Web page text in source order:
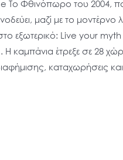
Το Φθινόπωρο του 2004,
μαζί με το μοντέρνο
εξωτερικό: Live your
καμπάνια έτρεξε σε 28
καταχωρήσεις